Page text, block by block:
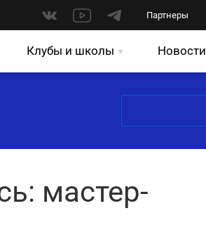
Партнеры
Клубы и школы Новости
мастер-